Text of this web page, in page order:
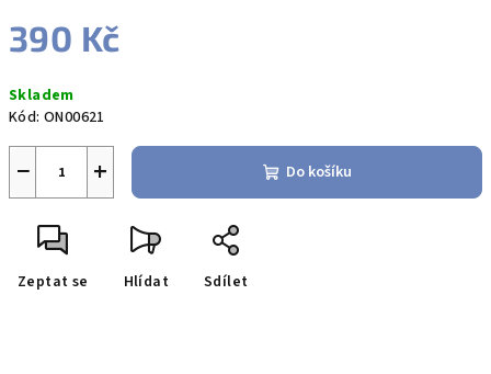
390 Kč
cena:
Skladem
Kód: ON00621
+
− Do košíku
Zeptat se Hlídat Sdílet